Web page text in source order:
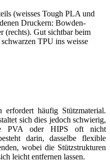
(weisses Tough PLA und
Druckern: Bowden-
(rechts). Gut sichtbar beim
TPU ins weisse
häufig Stützmaterial.
sich dies jedoch schwierig,
PVA oder HIPS oft nicht
darin, dasselbe flexible
wobei die Stützstrukturen
leicht entfernen lassen.